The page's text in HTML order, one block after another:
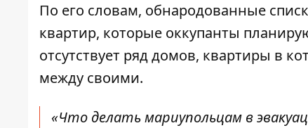
По его словам, обнародованные
квартир, которые оккупанты
отсутствует ряд домов, квартиры в
между своими.
«Что делать мариупольцам в